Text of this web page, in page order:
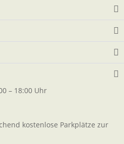
– 18:00 Uhr
kostenlose Parkplätze zur